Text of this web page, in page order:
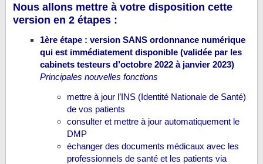
Nous allons mettre à votre disposition cette
version en 2 étapes :
1ère étape : version SANS ordonnance numérique
qui est immédiatement disponible (validée par les
cabinets testeurs d’octobre 2022 à janvier 2023)
Principales nouvelles fonctions
mettre à jour l’INS (Identité Nationale de Santé)
de vos patients
consulter et mettre à jour automatiquement le
DMP
échanger des documents médicaux avec les
professionnels de santé et les patients via